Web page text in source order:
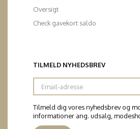
Oversigt
Check gavekort saldo
TILMELD NYHEDSBREV
Email-
adresse
Tilmeld dig vores nyhedsbrev og
informationer ang. udsalg,